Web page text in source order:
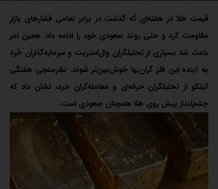
قیمت طلا در هفته‌ای که گذشت در برابر تمامی فشارهای بازار
مقاومت کرد و حتی روند صعودی خود را ادامه داد. همین امر
باعث شد بسیاری از تحلیلگران وال‌استریت و سرمایه‌گذاران خُرد
به آینده‌ این فلز گران‌بها خوش‌بین‌تر شوند. نظرسنجی هفتگی
کیتکو از تحلیلگران حرفه‌ای و معامله‌گران خرد، نشان داد که
چشم‌انداز پیش روی طلا همچنان صعودی است.